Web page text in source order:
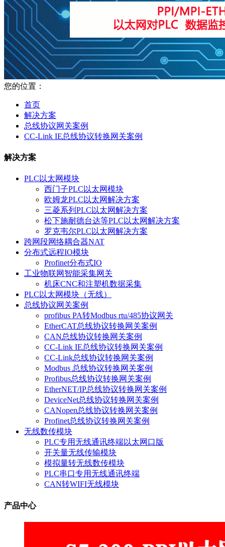
您的位置：
首页
解决方案
总线协议网关案例
CC-Link IE总线协议转换网关案例
解决方案
PLC以太网模块
西门子PLC以太网模块
欧姆龙PLC以太网解决方案
三菱系列PLC以太网解决方案
松下施耐德台达等PLC以太网解决方案
罗克韦尔PLC以太网解决方案
跨网段网络耦合器NAT
分布式远程IO模块
Profinet分布式IO
工业物联网智能采集网关
机床CNC和注塑机数据采集
PLC以太网模块（无线）
总线协议网关案例
profibus PA转Modbus rtu/485协议网关
EtherCAT总线协议转换网关案例
CAN总线协议转换网关案例
CC-Link IE总线协议转换网关案例
CC-Link总线协议转换网关案例
Modbus 总线协议转换网关案例
Profibus总线协议转换网关案例
EtherNET/IP总线协议转换网关案例
DeviceNet总线协议转换网关案例
CANopen总线协议转换网关案例
Profinet总线协议转换网关案例
无线数传模块
PLC专用无线通讯终端以太网口版
开关量无线传输模块
模拟量转无线数传模块
PLC串口专用无线通讯终端
CAN转WIFI无线模块
产品中心